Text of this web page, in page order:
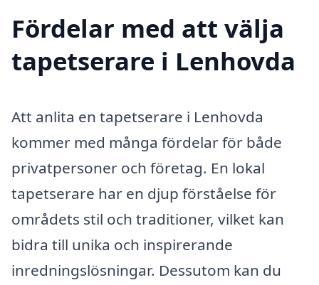
Fördelar med att välja
tapetserare i Lenhovda
Att anlita en tapetserare i Lenhovda
kommer med många fördelar för både
privatpersoner och företag. En lokal
tapetserare har en djup förståelse för
områdets stil och traditioner, vilket kan
bidra till unika och inspirerande
inredningslösningar. Dessutom kan du